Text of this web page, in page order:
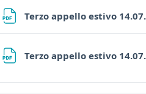
Terzo appello estivo
Terzo appello estivo